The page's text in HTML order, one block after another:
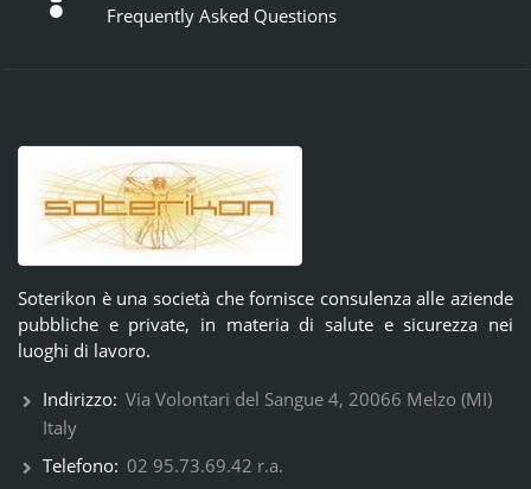
Frequently Asked Questions
Soterikon è una società che fornisce consulenza alle aziende
pubbliche e private, in materia di salute e sicurezza nei
luoghi di lavoro.
Indirizzo: Via Volontari del Sangue 4, 20066 Melzo (MI)
Italy
Telefono: 02 95.73.69.42 r.a.